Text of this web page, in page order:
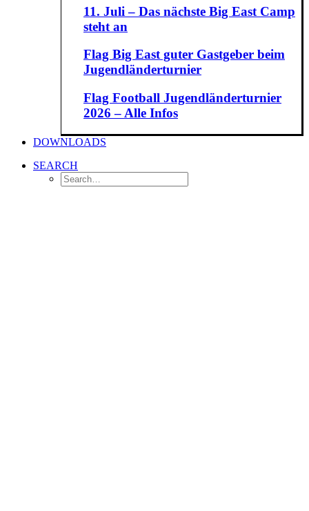
11. Juli – Das nächste Big East Camp
steht an
Flag Big East guter Gastgeber beim
Jugendländerturnier
Flag Football Jugendländerturnier
2026 – Alle Infos
DOWNLOADS
SEARCH